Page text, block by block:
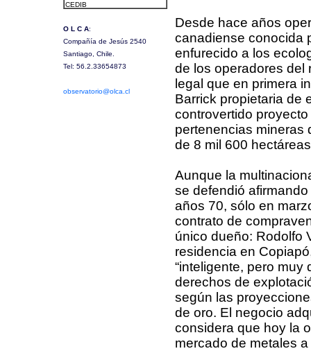
Desde hace años
canadiense conocida
enfurecido a los
de los operadores del
legal que en primera
Barrick propietaria de
controvertido
pertenencias mineras
de 8 mil 600
Aunque la
se defendió
años 70, sólo en
contrato de
único dueño: Rodolfo
residencia en
“inteligente, pero muy
derechos de
según las
de oro. El negocio
considera que hoy la
mercado de metales